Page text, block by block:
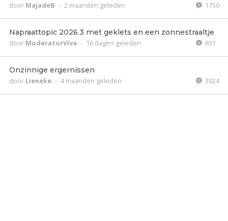
door MajadeB - 2 maanden geleden 1750
Napraattopic 2026.3 met geklets en een zonnestraaltje
door ModeratorViva - 16 dagen geleden 831
Onzinnige ergernissen
door Lieneke - 4 maanden geleden 3024